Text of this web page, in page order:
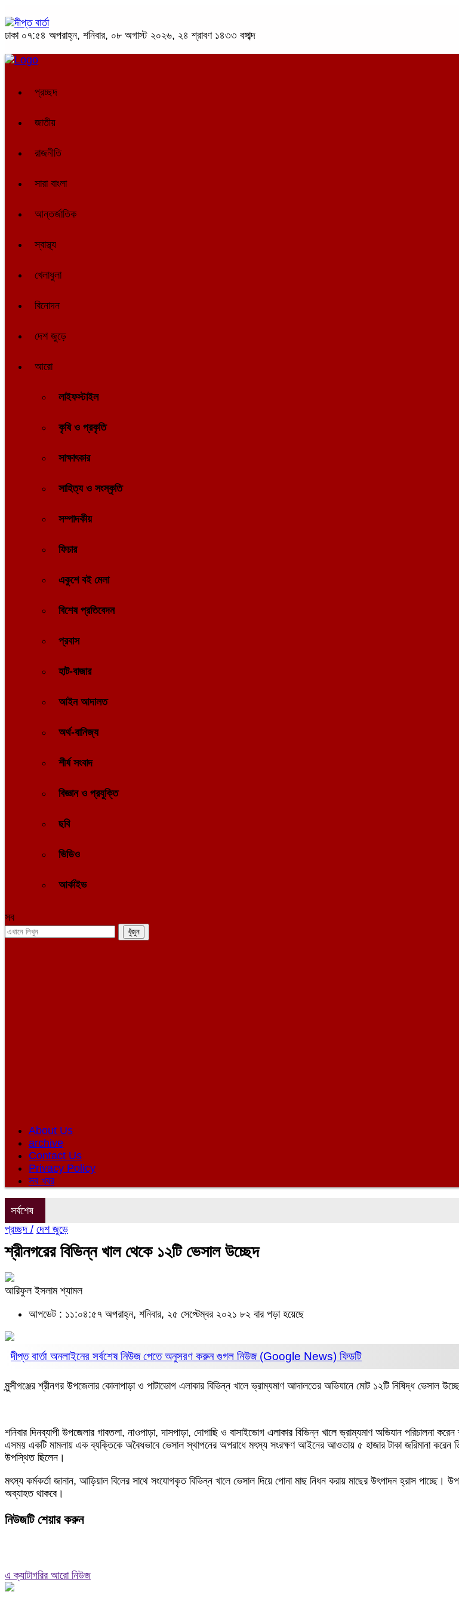
ঢাকা ০৭:৫৪ অপরাহ্ন, শনিবার, ০৮ অগাস্ট ২০২৬, ২৪ শ্রাবণ ১৪৩৩ বঙ্গাব্দ
প্রচ্ছদ
জাতীয়
রাজনীতি
সারা বাংলা
আন্তর্জাতিক
স্বাস্থ্য
খেলাধুলা
বিনোদন
দেশ জুড়ে
আরো
লাইফস্টাইল
কৃষি ও প্রকৃতি
সাক্ষাৎকার
সাহিত্য ও সংস্কৃতি
সম্পাদকীয়
ফিচার
একুশে বই মেলা
বিশেষ প্রতিবেদন
প্রবাস
হাট-বাজার
আইন আদালত
অর্থ-বানিজ্য
শীর্ষ সংবাদ
বিজ্ঞান ও প্রযুক্তি
ছবি
ভিডিও
আর্কাইভ
সব
About Us
archive
Contact Us
Privacy Policy
সব খবর
সর্বশেষ
প্রচ্ছদ / দেশ জুড়ে
শ্রীনগরের বিভিন্ন খাল থেকে ১২টি ভেসাল উচ্ছেদ
আরিফুল ইসলাম শ্যামল
আপডেট : ১১:০৪:৫৭ অপরাহ্ন, শনিবার, ২৫ সেপ্টেম্বর ২০২১ ৮২ বার পড়া হয়েছে
দীপ্ত বার্তা অনলাইনের সর্বশেষ নিউজ পেতে অনুসরণ করুনগুগল নিউজ (Google News) ফিডটি
মুন্সীগঞ্জের শ্রীনগর উপজেলার কোলাপাড়া ও পাটাভোগ এলাকার বিভিন্ন খালে ভ্রাম্যমাণ আদালতের অভিযানে মোট ১২টি নিষিদ্ধ ভেসাল
শনিবার দিনব্যাপী উপজেলার গাবতলা, নাওপাড়া, দাসপাড়া, দোগাছি ও বাসাইভোগ এলাকার বিভিন্ন খালে ভ্রাম্যমাণ অভিযান পরিচালনা
এসময় একটি মামলায় এক ব্যক্তিকে অবৈধভাবে ভেসাল স্থাপনের অপরাধে মৎস্য সংরক্ষণ আইনের আওতায় ৫ হাজার টাকা জরিমানা
উপস্থিত ছিলেন।
মৎস্য কর্মকর্তা জানান, আড়িয়াল বিলের সাথে সংযোগকৃত বিভিন্ন খালে ভেসাল দিয়ে পোনা মাছ নিধন করায় মাছের উৎপাদন হ্রাস
অব্যাহত থাকবে।
নিউজটি শেয়ার করুন
এ ক্যাটাগরির আরো নিউজ